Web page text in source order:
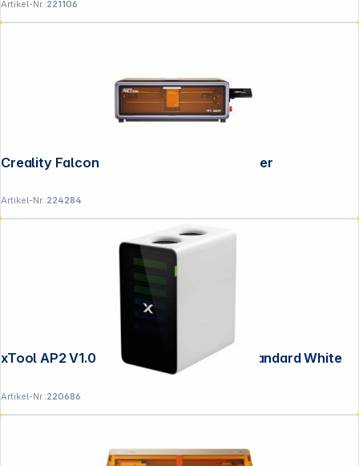
Artikel-Nr.:221106
Creality Falcon A1 Pro 20W Lasergravierer
Artikel-Nr.:224284
xTool AP2 V1.0 Abluftfilter SafetyPro Standard White
Artikel-Nr.:220686